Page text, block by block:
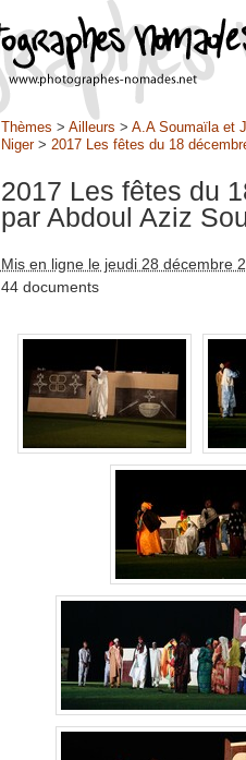
Thèmes > Ailleurs > A.A Soumaïla et
Niger> 2017 Les fêtes du 18
2017 Les fêtes du
par Abdoul Aziz
Mis en ligne le jeudi 28 décembre
44 documents